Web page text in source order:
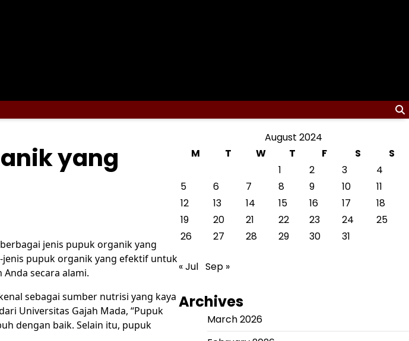
yang
jenis pupuk organik yang
pupuk organik yang efektif untuk
secara alami.
sebagai sumber nutrisi yang kaya
Universitas Gajah Mada, “Pupuk
dengan baik. Selain itu, pupuk
August 2024
M
T W T F S
S
1
2 3
4
5
6 7 8 9 10
11
12
13 14 15 16 17
18
19
20 21 22 23 24
25
26
27 28 29 30 31
« Jul Sep »
Archives
March 2026